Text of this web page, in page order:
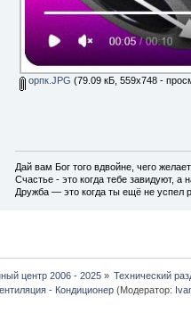
орпк.JPG (79.09 кБ, 559x748 -
Дай вам Бог того вдвойне, чего
Счастье - это когда тебе завидуют, а
Дружба — это когда ты ещё не успел
центр 2006 - 2025» Технический
- Кондиционер(Модератор: